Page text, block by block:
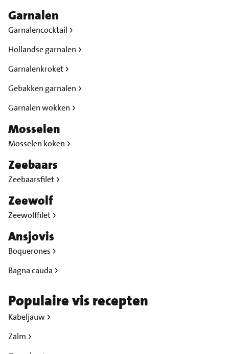
Garnalen
Garnalencocktail
Hollandse garnalen
Garnalenkroket
Gebakken garnalen
Garnalen wokken
Mosselen
Mosselen koken
Zeebaars
Zeebaarsfilet
Zeewolf
Zeewolffilet
Ansjovis
Boquerones
Bagna cauda
Populaire vis recepten
Kabeljauw
Zalm